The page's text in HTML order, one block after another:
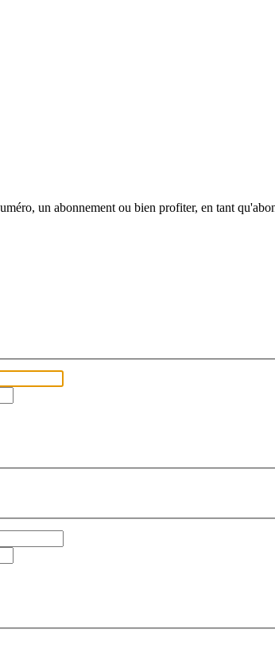
un abonnement ou bien profiter, en tant